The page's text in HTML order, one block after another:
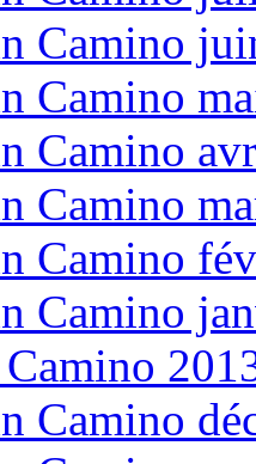
Camino
Camino
Camino
Camino
Camino
Camino
Camino